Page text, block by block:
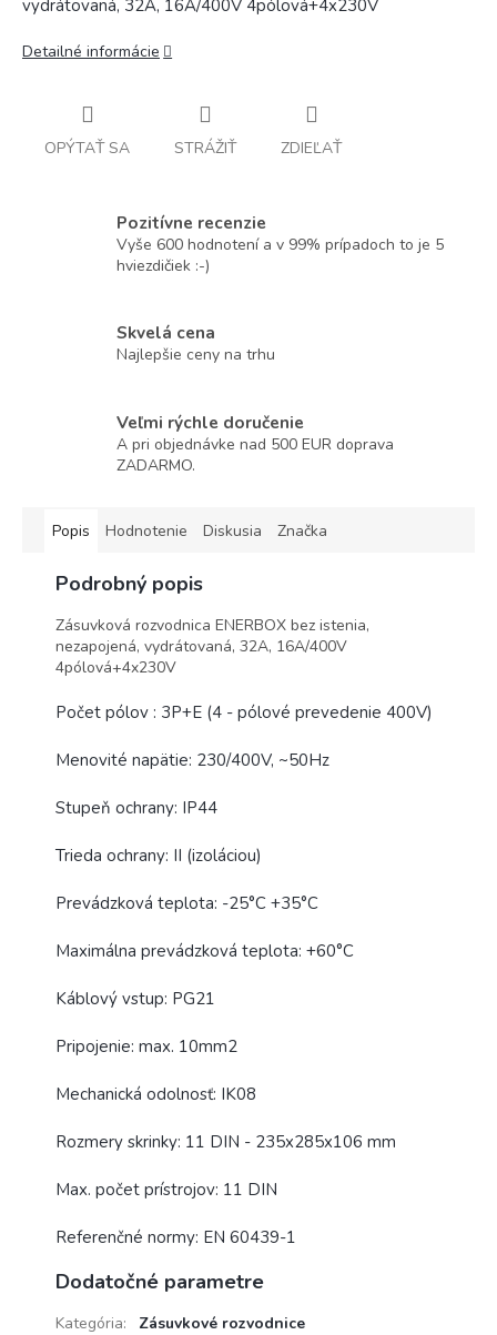
vydrátovaná, 32A, 16A/400V 4pólová+4x230V
Detailné informácie
OPÝTAŤ SA STRÁŽIŤ ZDIEĽAŤ
Pozitívne recenzie
Vyše 600 hodnotení a v 99% prípadoch to je 5
hviezdičiek :-)
Skvelá cena
Najlepšie ceny na trhu
Veľmi rýchle doručenie
A pri objednávke nad 500 EUR doprava
ZADARMO.
Popis Hodnotenie Diskusia Značka
Podrobný popis
Zásuvková rozvodnica ENERBOX bez istenia,
nezapojená, vydrátovaná, 32A, 16A/400V
4pólová+4x230V
Počet pólov : 3P+E (4 - pólové prevedenie 400V)
Menovité napätie: 230/400V, ~50Hz
Stupeň ochrany: IP44
Trieda ochrany: II (izoláciou)
Prevádzková teplota: -25°C +35°C
Maximálna prevádzková teplota: +60°C
Káblový vstup: PG21
Pripojenie: max. 10mm2
Mechanická odolnosť: IK08
Rozmery skrinky: 11 DIN - 235x285x106 mm
Max. počet prístrojov: 11 DIN
Referenčné normy: EN 60439-1
Dodatočné parametre
Kategória:
Zásuvkové rozvodnice